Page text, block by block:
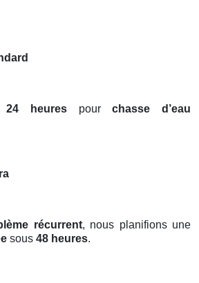
24 heures pourchasse d’eau
récurrent, nous planifions une
sous 48 heures.